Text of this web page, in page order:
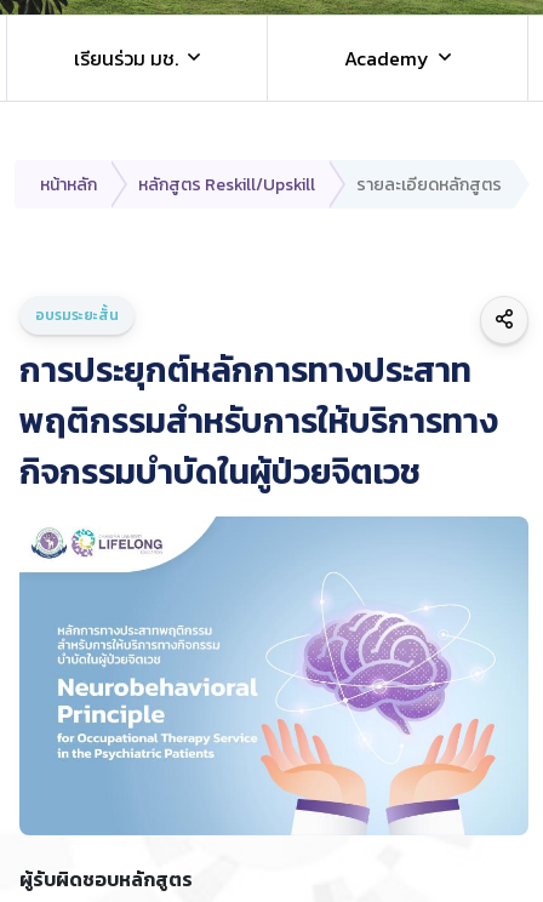
เรียนร่วม มช. Academy
หน้าหลัก หลักสูตร Reskill/Upskill รายละเอียดหลักสูตร
อบรมระยะสั้น
การประยุกต์หลักการทางประสาท
พฤติกรรมสำหรับการให้บริการทาง
กิจกรรมบำบัดในผู้ป่วยจิตเวช
ผู้รับผิดชอบหลักสูตร